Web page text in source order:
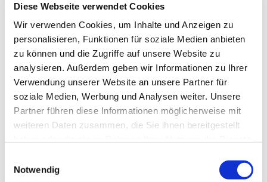
Diese Webseite verwendet Cookies
Wir verwenden Cookies, um Inhalte und Anzeigen zu
personalisieren, Funktionen für soziale Medien anbieten
zu können und die Zugriffe auf unsere Website zu
analysieren. Außerdem geben wir Informationen zu Ihrer
Verwendung unserer Website an unsere Partner für
soziale Medien, Werbung und Analysen weiter. Unsere
Partner führen diese Informationen möglicherweise mit
weiteren Daten zusammen, die Sie ihnen bereitgestellt
NotwendigDies könnte Sie auch